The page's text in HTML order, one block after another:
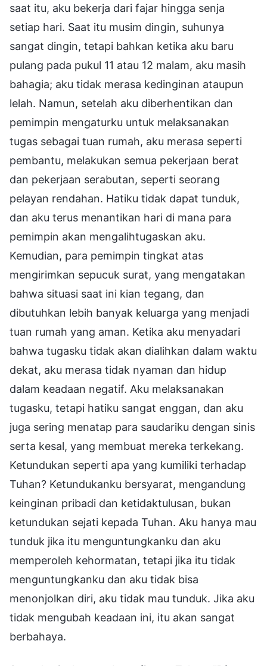
saat itu, aku bekerja dari fajar hingga senja
setiap hari. Saat itu musim dingin, suhunya
sangat dingin, tetapi bahkan ketika aku baru
pulang pada pukul 11 atau 12 malam, aku masih
bahagia; aku tidak merasa kedinginan ataupun
lelah. Namun, setelah aku diberhentikan dan
pemimpin mengaturku untuk melaksanakan
tugas sebagai tuan rumah, aku merasa seperti
pembantu, melakukan semua pekerjaan berat
dan pekerjaan serabutan, seperti seorang
pelayan rendahan. Hatiku tidak dapat tunduk,
dan aku terus menantikan hari di mana para
pemimpin akan mengalihtugaskan aku.
Kemudian, para pemimpin tingkat atas
mengirimkan sepucuk surat, yang mengatakan
bahwa situasi saat ini kian tegang, dan
dibutuhkan lebih banyak keluarga yang menjadi
tuan rumah yang aman. Ketika aku menyadari
bahwa tugasku tidak akan dialihkan dalam waktu
dekat, aku merasa tidak nyaman dan hidup
dalam keadaan negatif. Aku melaksanakan
tugasku, tetapi hatiku sangat enggan, dan aku
juga sering menatap para saudariku dengan sinis
serta kesal, yang membuat mereka terkekang.
Ketundukan seperti apa yang kumiliki terhadap
Tuhan? Ketundukanku bersyarat, mengandung
keinginan pribadi dan ketidaktulusan, bukan
ketundukan sejati kepada Tuhan. Aku hanya mau
tunduk jika itu menguntungkanku dan aku
memperoleh kehormatan, tetapi jika itu tidak
menguntungkanku dan aku tidak bisa
menonjolkan diri, aku tidak mau tunduk. Jika aku
tidak mengubah keadaan ini, itu akan sangat
berbahaya.